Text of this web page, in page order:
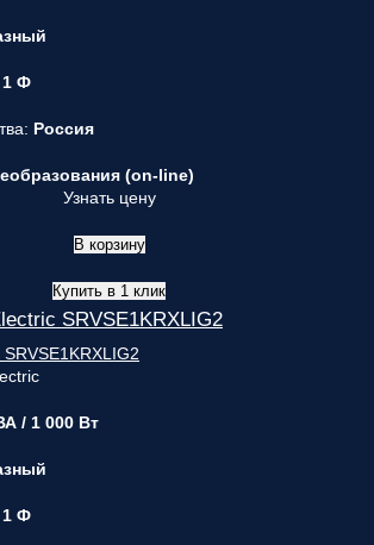
1 Ф
Россия
(on-line)
Узнать цену
В корзину
Купить в 1 клик
SRVSE1KRXLIG2
/ 1 000 Вт
1 Ф